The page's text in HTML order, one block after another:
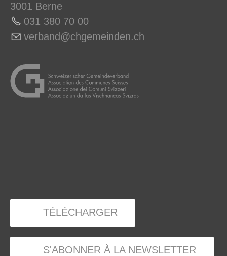
3001 Berne
031 380 70 00
v rb nd chg m nd n ch
TÉLÉCHARGER
S'ABONNER À LA NEWSLETTER